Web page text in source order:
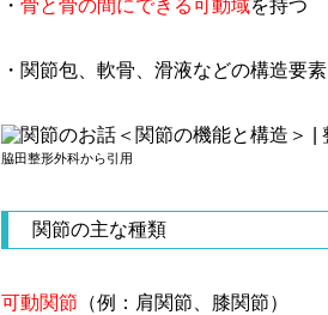
・ 骨と骨の間にできる可動域を持つ
・関節包、軟骨、滑液などの構造要素
脇田整形外科から引用
関節の主な種類
可動関節 （例：肩関節、膝関節）